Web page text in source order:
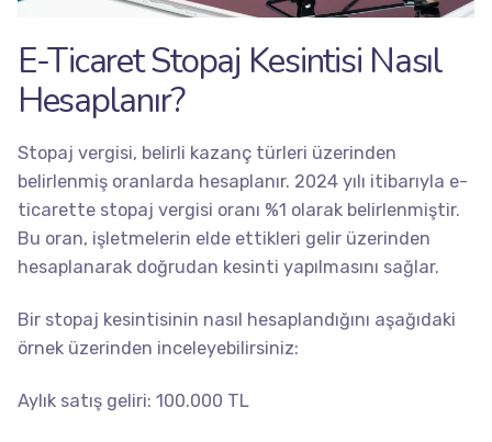
E-Ticaret Stopaj Kesintisi Nasıl
Hesaplanır?
Stopaj vergisi, belirli kazanç türleri üzerinden
belirlenmiş oranlarda hesaplanır. 2024 yılı itibarıyla e-
ticarette stopaj vergisi oranı %1 olarak belirlenmiştir.
Bu oran, işletmelerin elde ettikleri gelir üzerinden
hesaplanarak doğrudan kesinti yapılmasını sağlar.
Bir stopaj kesintisinin nasıl hesaplandığını aşağıdaki
örnek üzerinden inceleyebilirsiniz:
Aylık satış geliri: 100.000 TL